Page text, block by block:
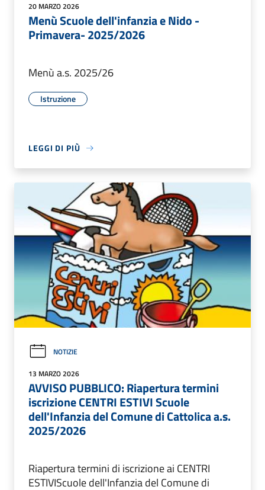
20 MARZO 2026
Menù Scuole dell'infanzia e Nido -
Primavera- 2025/2026
Menù a.s. 2025/26
Istruzione
LEGGI DI PIÙ
NOTIZIE
13 MARZO 2026
AVVISO PUBBLICO: Riapertura termini
iscrizione CENTRI ESTIVI Scuole
dell'Infanzia del Comune di Cattolica a.s.
2025/2026
Riapertura termini di iscrizione ai CENTRI
ESTIVIScuole dell'Infanzia del Comune di